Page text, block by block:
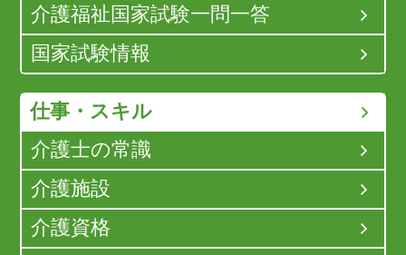
介護福祉国家試験一問一答
国家試験情報
仕事・スキル
介護士の常識
介護施設
介護資格